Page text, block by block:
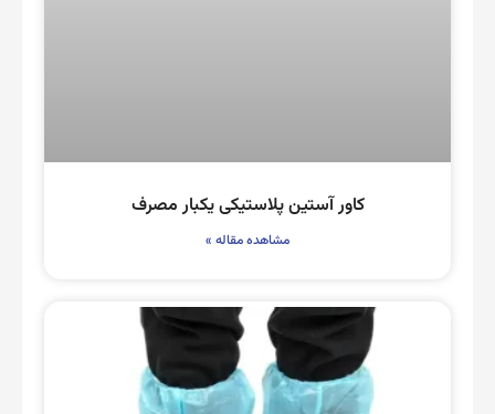
کاور آستین پلاستیکی یکبار مصرف
مشاهده مقاله »